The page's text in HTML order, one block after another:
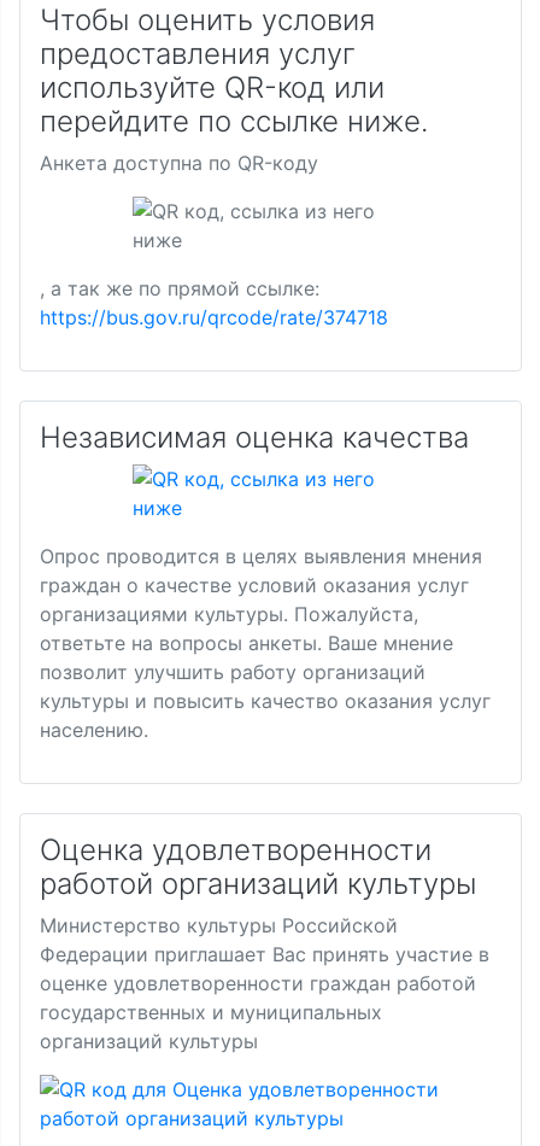
Чтобы оценить условия
предоставления услуг
используйте QR-код или
перейдите по ссылке ниже.
Анкета доступна по QR-коду
, а так же по прямой ссылке:
https://bus.gov.ru/qrcode/rate/374718
Независимая оценка качества
Опрос проводится в целях выявления мнения
граждан о качестве условий оказания услуг
организациями культуры. Пожалуйста,
ответьте на вопросы анкеты. Ваше мнение
позволит улучшить работу организаций
культуры и повысить качество оказания услуг
населению.
Оценка удовлетворенности
работой организаций культуры
Министерство культуры Российской
Федерации приглашает Вас принять участие в
оценке удовлетворенности граждан работой
государственных и муниципальных
организаций культуры